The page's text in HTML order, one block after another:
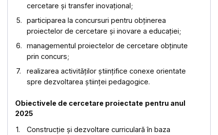
cercetare și transfer inovațional;
participarea la concursuri pentru obținerea
proiectelor de cercetare și inovare a educației;
managementul proiectelor de cercetare obținute
prin concurs;
realizarea activităților științifice conexe orientate
spre dezvoltarea științei pedagogice.
Obiectivele de cercetare proiectate pentru anul
2025
Construcție și dezvoltare curriculară în baza